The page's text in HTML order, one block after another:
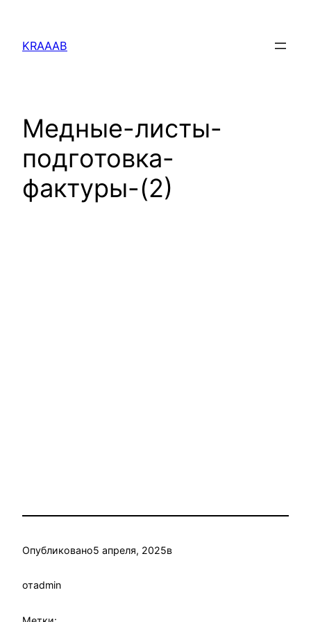
содержимому
KRAAAB
Медные-листы-
подготовка-
фактуры-(2)
Опубликовано5 апреля, 2025в
отadmin